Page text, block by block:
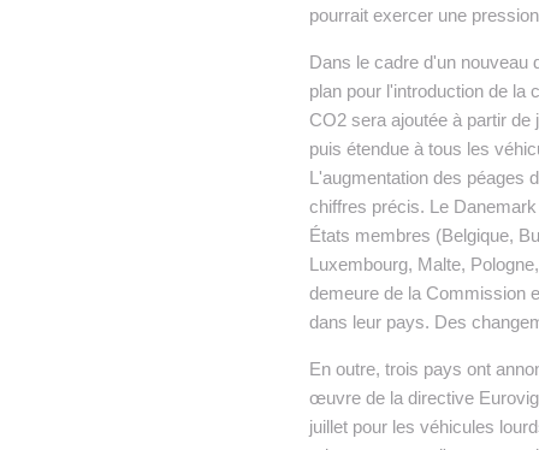
pourrait exercer une
Dans le cadre d'un nouveau
plan pour l'introduction de la
CO2 sera ajoutée à partir
puis étendue à tous les
L'augmentation des péages
chiffres précis. Le
États membres (Belgique,
Luxembourg, Malte,
demeure de la Commission
dans leur pays. Des
En outre, trois pays ont
œuvre de la directive
juillet pour les véhicules